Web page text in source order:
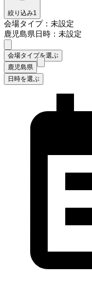
絞り込み1
会場タイプ：未設定
鹿児島県日時：未設定
会場タイプを選ぶ
鹿児島県
日時を選ぶ